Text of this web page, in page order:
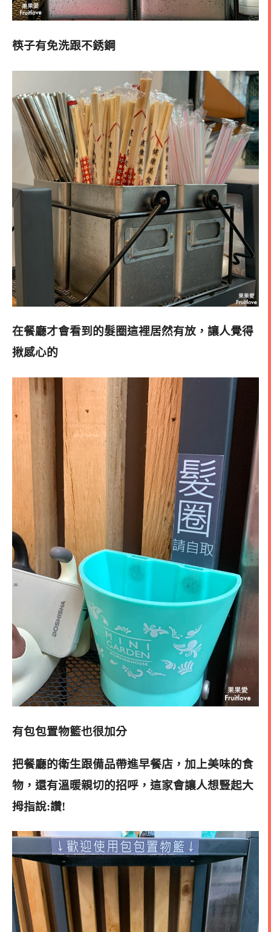
筷子有免洗跟不銹鋼
在餐廳才會看到的髮圈這裡居然有放，讓人覺得
揪感心的
有包包置物籃也很加分
把餐廳的衛生跟備品帶進早餐店，加上美味的食
物，還有溫暖親切的招呼，這家會讓人想豎起大
拇指說:讚!